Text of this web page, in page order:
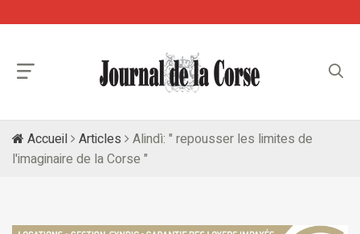
Accueil Articles
Alindì: " repousser les limites de
l'imaginaire de la Corse "